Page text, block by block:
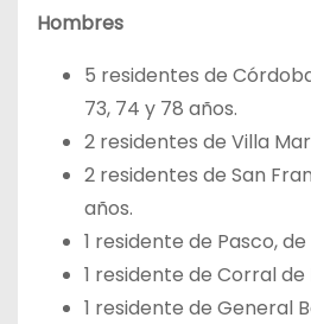
Hombres
5 residentes de
73, 74 y 78 años.
2 residentes de Villa
2 residentes de San
años.
1 residente de Pasco,
1 residente de Corral de
1 residente de General